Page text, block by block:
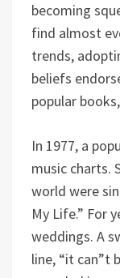
becoming
find almost
trends,
beliefs
popular
In 1977, a
music charts.
world were
My Life.” For
weddings. A
line, “it can”t